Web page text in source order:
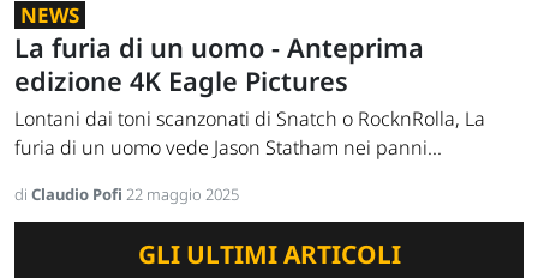
NEWS
La furia di un uomo - Anteprima
edizione 4K Eagle Pictures
Lontani dai toni scanzonati di Snatch o RocknRolla, La
furia di un uomo vede Jason Statham nei panni...
di Claudio Pofi 22 maggio 2025
GLI ULTIMI ARTICOLI